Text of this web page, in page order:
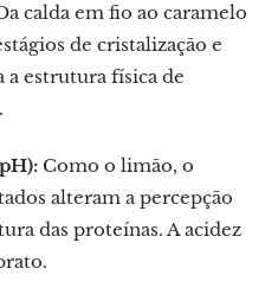
calda em fio ao caramelo
de cristalização e
a estrutura física de
Como o limão, o
alteram a percepção
das proteínas. A acidez